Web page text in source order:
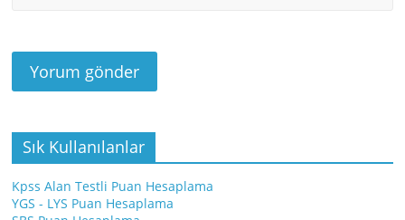
Sık Kullanılanlar
Kpss Alan Testli Puan Hesaplama
YGS - LYS Puan Hesaplama